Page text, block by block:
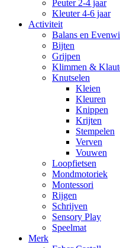
Peuter 2-4 jaar
Kleuter 4-6 jaar
Activiteit
Balans en
Bijten
Grijpen
Klimmen &
Knutselen
Kleien
Kleuren
Knippen
Krijten
Stempelen
Verven
Vouwen
Loopfietsen
Mondmotoriek
Montessori
Rijgen
Schrijven
Sensory Play
Speelmat
Merk